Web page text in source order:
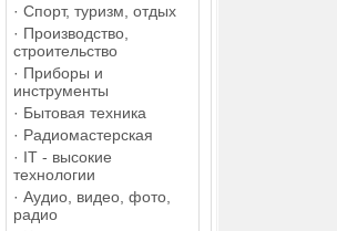
· Спорт, туризм, отдых
· Производство,
строительство
· Приборы и
инструменты
· Бытовая техника
· Радиомастерская
· IT - высокие
технологии
· Аудио, видео, фото,
радио